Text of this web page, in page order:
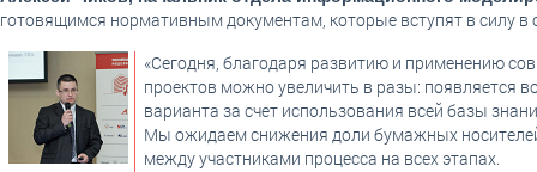
готовящимся нормативным документам, которые вступят в силу
«Сегодня, благодаря развитию и применению
проектов можно увеличить в разы: появляется
варианта за счет использования всей базы
Мы ожидаем снижения доли бумажных
между участниками процесса на всех этапах.